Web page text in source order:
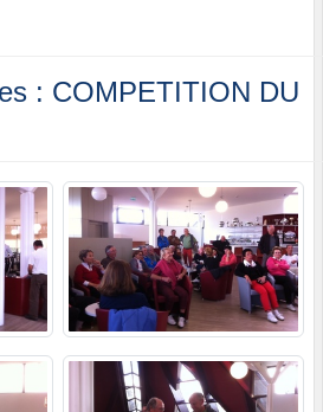
: COMPETITION DU